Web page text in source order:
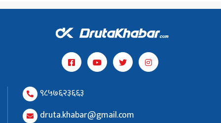
९८५७६२३६६३
druta.khabar@gmail.com